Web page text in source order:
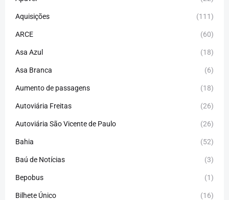
Aquisições (111)
ARCE (60)
Asa Azul (18)
Asa Branca (6)
Aumento de passagens (18)
Autoviária Freitas (26)
Autoviária São Vicente de Paulo (26)
Bahia (52)
Baú de Notícias (3)
Bepobus (1)
Bilhete Único (16)